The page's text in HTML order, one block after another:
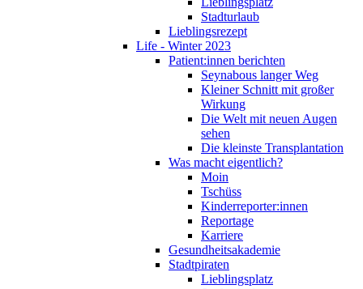
Stadturlaub
Lieblingsrezept
Life - Winter 2023
Patient:innen berichten
Seynabous langer Weg
Kleiner Schnitt mit großer
Wirkung
Die Welt mit neuen Augen
sehen
Die kleinste Transplantation
Was macht eigentlich?
Moin
Tschüss
Kinderreporter:innen
Reportage
Karriere
Gesundheitsakademie
Stadtpiraten
Lieblingsplatz